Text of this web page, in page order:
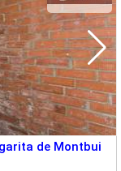
de Montbui